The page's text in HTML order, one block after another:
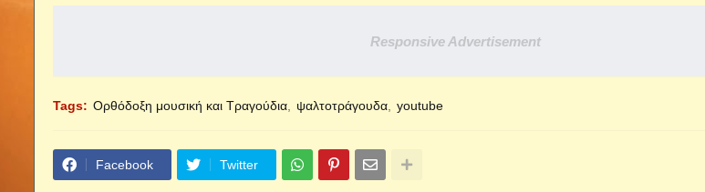
Responsive Advertisement
Tags: Ορθόδοξη μουσική και Τραγούδια ψαλτοτράγουδα youtube
Facebook Twitter